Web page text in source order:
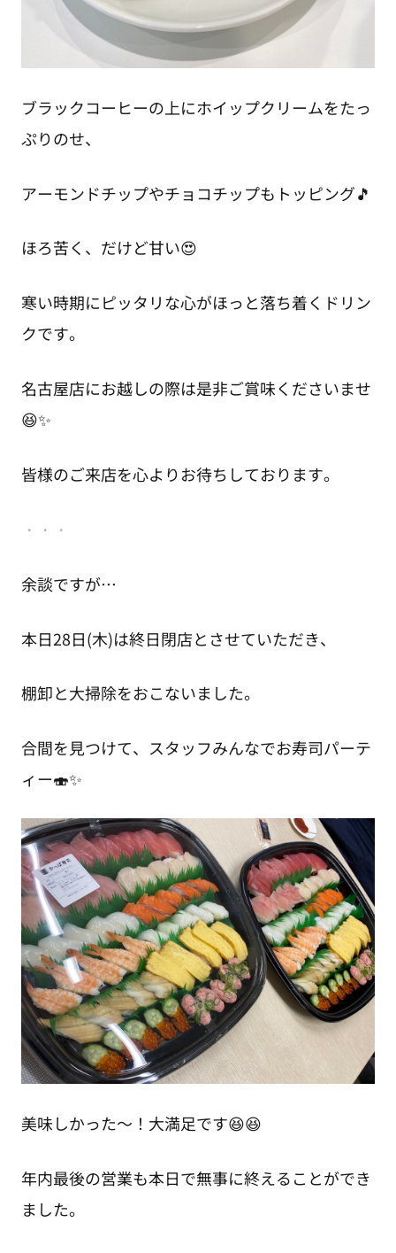
ブラックコーヒーの上にホイップクリームをたっ
ぷりのせ、
アーモンドチップやチョコチップもトッピング🎵
ほろ苦く、だけど甘い😍
寒い時期にピッタリな心がほっと落ち着くドリン
クです。
名古屋店にお越しの際は是非ご賞味くださいませ
😆✨
皆様のご来店を心よりお待ちしております。
・・・
余談ですが…
本日28日(木)は終日閉店とさせていただき、
棚卸と大掃除をおこないました。
合間を見つけて、スタッフみんなでお寿司パーテ
ィー🍣✨
美味しかった～！大満足です😆😆
年内最後の営業も本日で無事に終えることができ
ました。